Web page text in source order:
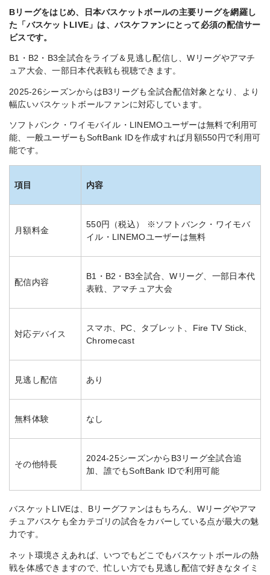
Bリーグをはじめ、日本バスケットボールの主要リーグを網羅し
た「バスケットLIVE」は、バスケファンにとって必須の配信サー
ビスです。
B1・B2・B3全試合をライブ＆見逃し配信し、Wリーグやアマチ
ュア大会、一部日本代表戦も視聴できます。
2025-26シーズンからはB3リーグも全試合配信対象となり、より
幅広いバスケットボールファンに対応しています。
ソフトバンク・ワイモバイル・LINEMOユーザーは無料で利用可
能、一般ユーザーもSoftBank IDを作成すれば月額550円で利用可
能です。
項目 内容
月額料金
550円（税込） ※ソフトバンク・ワイモバ
イル・LINEMOユーザーは無料
配信内容
B1・B2・B3全試合、Wリーグ、一部日本代
表戦、アマチュア大会
対応デバイス
スマホ、PC、タブレット、Fire TV Stick、
Chromecast
見逃し配信 あり
無料体験 なし
その他特長
2024-25シーズンからB3リーグ全試合追
加、誰でもSoftBank IDで利用可能
バスケットLIVEは、Bリーグファンはもちろん、Wリーグやアマ
チュアバスケも全カテゴリの試合をカバーしている点が最大の魅
力です。
ネット環境さえあれば、いつでもどこでもバスケットボールの熱
戦を体感できますので、忙しい方でも見逃し配信で好きなタイミ